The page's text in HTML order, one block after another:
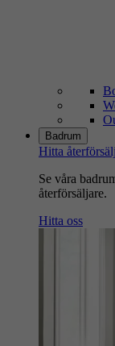
Badrum
Hitta
Se våra
återförsäljare.
Hitta oss